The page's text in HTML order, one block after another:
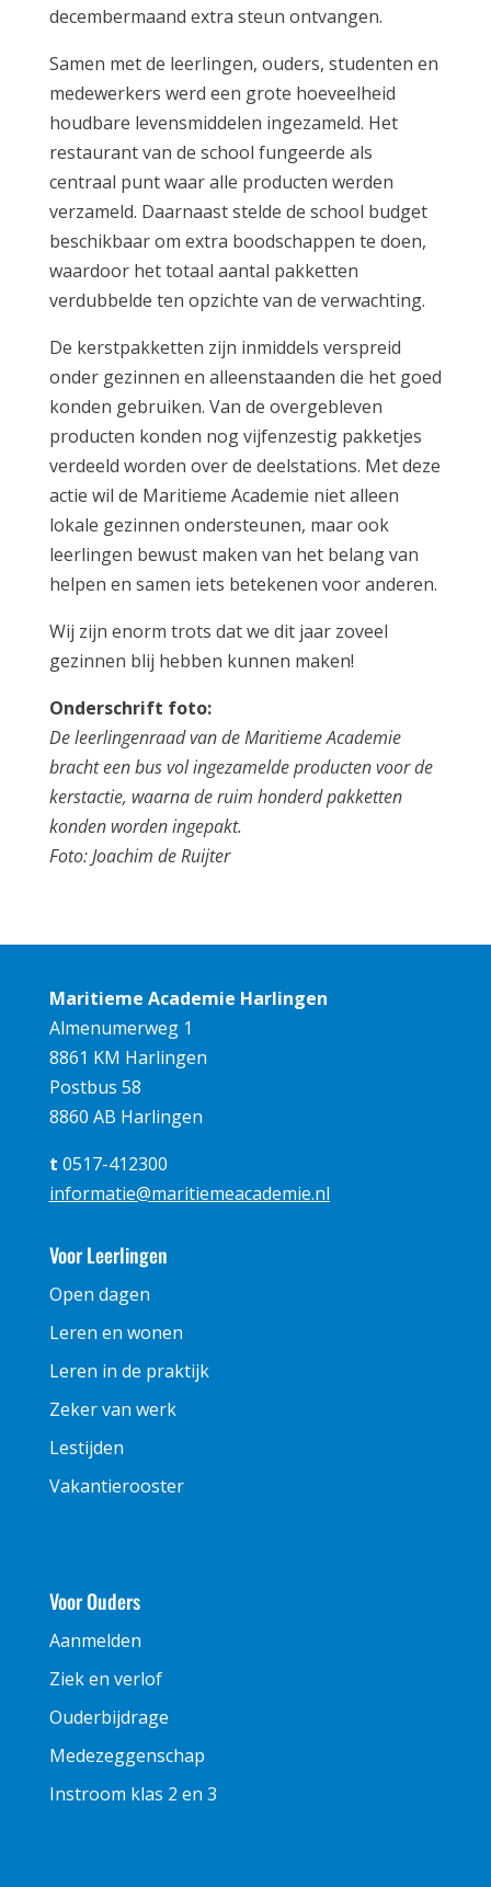
decembermaand extra steun ontvangen.
Samen met de leerlingen, ouders, studenten en
medewerkers werd een grote hoeveelheid
houdbare levensmiddelen ingezameld. Het
restaurant van de school fungeerde als
centraal punt waar alle producten werden
verzameld. Daarnaast stelde de school budget
beschikbaar om extra boodschappen te doen,
waardoor het totaal aantal pakketten
verdubbelde ten opzichte van de verwachting.
De kerstpakketten zijn inmiddels verspreid
onder gezinnen en alleenstaanden die het goed
konden gebruiken. Van de overgebleven
producten konden nog vijfenzestig pakketjes
verdeeld worden over de deelstations. Met deze
actie wil de Maritieme Academie niet alleen
lokale gezinnen ondersteunen, maar ook
leerlingen bewust maken van het belang van
helpen en samen iets betekenen voor anderen.
Wij zijn enorm trots dat we dit jaar zoveel
gezinnen blij hebben kunnen maken!
Onderschrift foto:
De leerlingenraad van de Maritieme Academie
bracht een bus vol ingezamelde producten voor de
kerstactie, waarna de ruim honderd pakketten
konden worden ingepakt.
Foto: Joachim de Ruijter
Maritieme Academie Harlingen
Almenumerweg 1
8861 KM Harlingen
Postbus 58
8860 AB Harlingen
t 0517-412300
informatie@maritiemeacademie.nl
Voor Leerlingen
Open dagen
Leren en wonen
Leren in de praktijk
Zeker van werk
Lestijden
Vakantierooster
Voor Ouders
Aanmelden
Ziek en verlof
Ouderbijdrage
Medezeggenschap
Instroom klas 2 en 3